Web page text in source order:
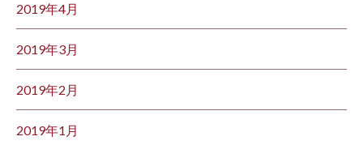
2019年4月
2019年3月
2019年2月
2019年1月